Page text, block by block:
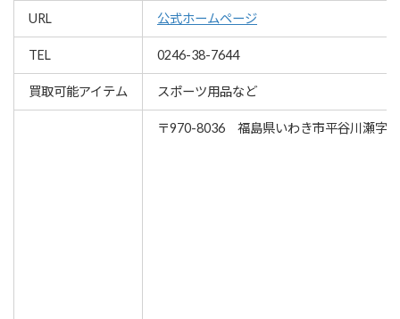
URL 公式ホームページ
TEL 0246-38-7644
買取可能アイテム スポーツ用品など
〒970-8036 福島県いわき市平谷川瀬字